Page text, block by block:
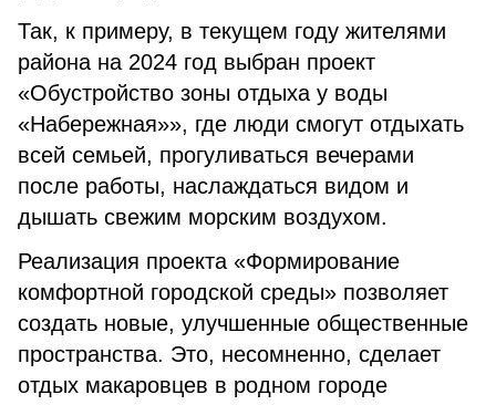
Так, к примеру, в текущем году жителями
района на 2024 год выбран проект
«Обустройство зоны отдыха у воды
«Набережная»», где люди смогут отдыхать
всей семьей, прогуливаться вечерами
после работы, наслаждаться видом и
дышать свежим морским воздухом.
Реализация проекта «Формирование
комфортной городской среды» позволяет
создать новые, улучшенные общественные
пространства. Это, несомненно, сделает
отдых макаровцев в родном городе